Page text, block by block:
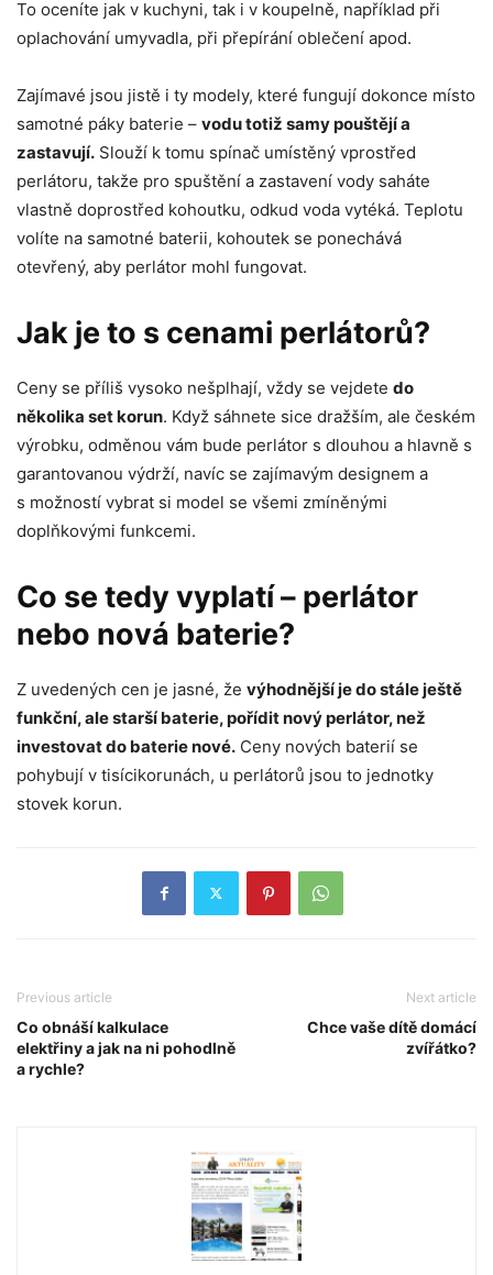
To oceníte jak v kuchyni, tak i v koupelně, například při
oplachování umyvadla, při přepírání oblečení apod.
Zajímavé jsou jistě i ty modely, které fungují dokonce místo
samotné páky baterie – vodu totiž samy pouštějí a
zastavují. Slouží k tomu spínač umístěný vprostřed
perlátoru, takže pro spuštění a zastavení vody saháte
vlastně doprostřed kohoutku, odkud voda vytéká. Teplotu
volíte na samotné baterii, kohoutek se ponechává
otevřený, aby perlátor mohl fungovat.
Jak je to s cenami perlátorů?
Ceny se příliš vysoko nešplhají, vždy se vejdete do
několika set korun. Když sáhnete sice dražším, ale českém
výrobku, odměnou vám bude perlátor s dlouhou a hlavně s
garantovanou výdrží, navíc se zajímavým designem a
s možností vybrat si model se všemi zmíněnými
doplňkovými funkcemi.
Co se tedy vyplatí – perlátor
nebo nová baterie?
Z uvedených cen je jasné, že výhodnější je do stále ještě
funkční, ale starší baterie, pořídit nový perlátor, než
investovat do baterie nové. Ceny nových baterií se
pohybují v tisícikorunách, u perlátorů jsou to jednotky
stovek korun.
Previous article
Co obnáší kalkulace
elektřiny a jak na ni pohodlně
a rychle?
Next article
Chce vaše dítě domácí
zvířátko?